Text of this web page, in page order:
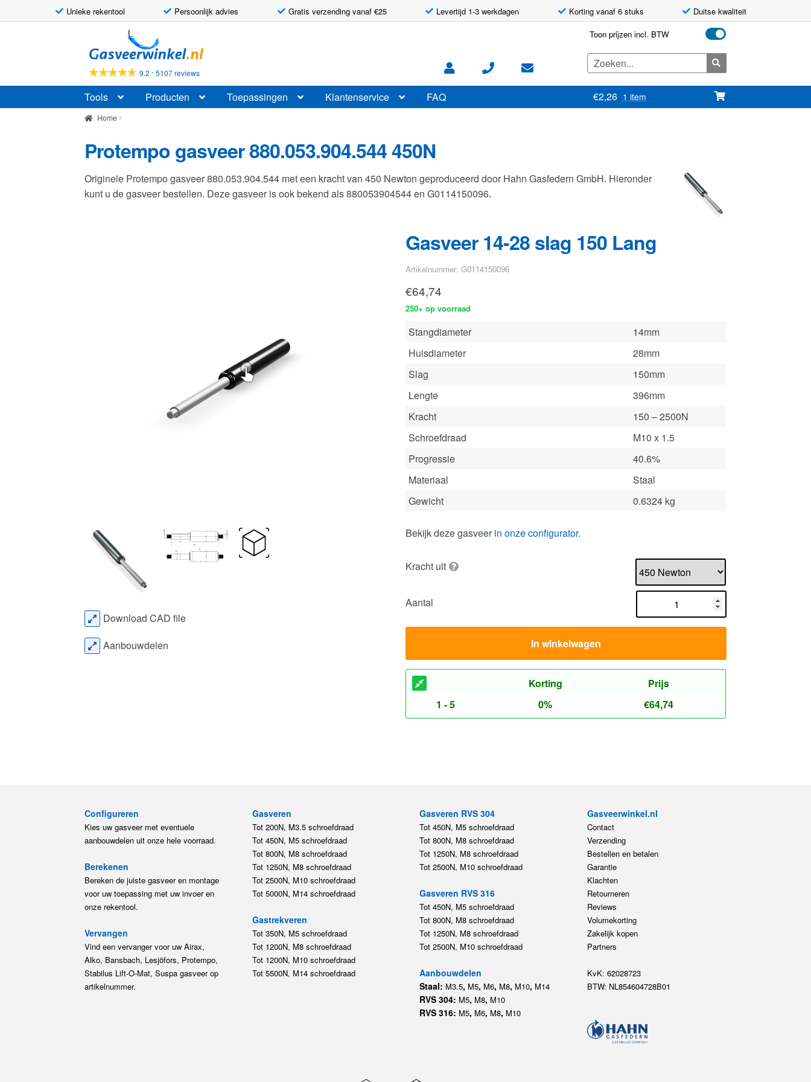
Unieke rekentool Persoonlijk advies Gratis verzending vanaf €25 Levertijd 1-3 werkdagen Korting vanaf 6 stuks Duitse kwaliteit
door
naar
navigatie
naar
de
inhoud
9.2 -5107 reviews
Toon prijzen incl. BTW
Zoeken
naar:
Tools Producten Toepassingen Klantenservice FAQ €2,26 1 item
Home
Protempo gasveer 880.053.904.544 450N
Originele Protempo gasveer 880.053.904.544 met een kracht van 450 Newton geproduceerd door Hahn Gasfedern GmbH. Hieronder
kunt u de gasveer bestellen. Deze gasveer is ook bekend als 880053904544 en G0114150096.
Gasveer 14-28 slag 150 Lang
Artikelnummer: G0114150096
€64,74
250+ op voorraad
Stangdiameter
14mm
Huisdiameter
28mm
Slag
150mm
Lengte
396mm
Kracht
150 – 2500N
Schroefdraad
M10 x 1.5
Progressie
40.6%
Materiaal
Staal
Gewicht
0.6324 kg
Bekijk deze gasveer in onze configurator.
Kracht uit
Aantal
In winkelwagen
Korting
Prijs
1 - 5
0% €64,74
Download CAD file
Aanbouwdelen
Configureren
Kies uw gasveer met eventuele
aanbouwdelen uit onze hele voorraad.
Berekenen
Bereken de juiste gasveer en montage
voor uw toepassing met uw invoer en
onze rekentool.
Vervangen
Vind een vervanger voor uw Airax,
Alko, Bansbach, Lesjöfors, Protempo,
Stabilus Lift-O-Mat, Suspa gasveer op
artikelnummer.
Gasveren
Tot 200N, M3.5 schroefdraad
Tot 450N, M5 schroefdraad
Tot 800N, M8 schroefdraad
Tot 1250N, M8 schroefdraad
Tot 2500N, M10 schroefdraad
Tot 5000N, M14 schroefdraad
Gastrekveren
Tot 350N, M5 schroefdraad
Tot 1200N, M8 schroefdraad
Tot 1200N, M10 schroefdraad
Tot 5500N, M14 schroefdraad
Gasveren RVS 304
Tot 450N, M5 schroefdraad
Tot 800N, M8 schroefdraad
Tot 1250N, M8 schroefdraad
Tot 2500N, M10 schroefdraad
Gasveren RVS 316
Tot 450N, M5 schroefdraad
Tot 800N, M8 schroefdraad
Tot 1250N, M8 schroefdraad
Tot 2500N, M10 schroefdraad
Aanbouwdelen
Staal: M3.5, M5, M6, M8, M10, M14
RVS 304: M5, M8, M10
RVS 316: M5, M6, M8, M10
Gasveerwinkel.nl
Contact
Verzending
Bestellen en betalen
Garantie
Klachten
Retourneren
Reviews
Volumekorting
Zakelijk kopen
Partners
KvK: 62028723
BTW: NL854604728B01